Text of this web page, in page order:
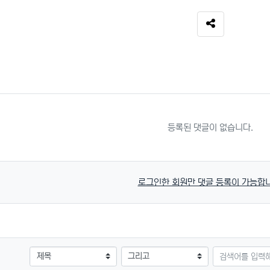
SNS 공유
등록된 댓글이 없습니다.
로그인한 회원만 댓글 등록이 가능합
검색대상 검색어